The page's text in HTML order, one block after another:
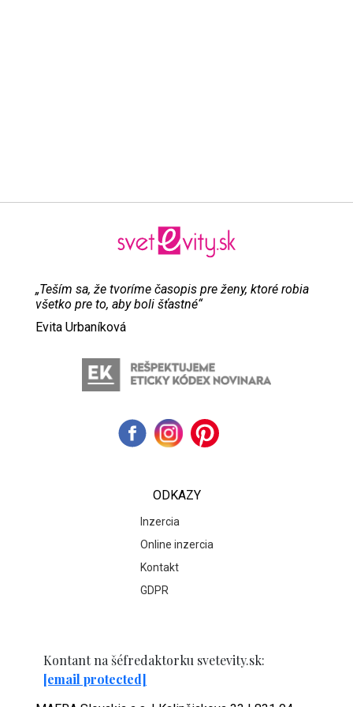
„Teším sa, že tvoríme časopis pre ženy, ktoré robia
všetko pre to, aby boli šťastné“
Evita Urbaníková
ODKAZY
Inzercia
Online inzercia
Kontakt
GDPR
Kontant na šéfredaktorku svetevity.sk:
[email protected]